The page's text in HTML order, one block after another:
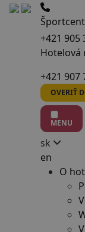
+421 905
Hotelová
+421 907
OVERIŤ
MENU
sk
en
O